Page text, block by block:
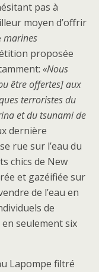
pas à
moyen d’offrir
marines
proposée
«Nous
être offertes] aux
terroristes du
et du tsunami de
dernière
rue sur l’eau du
chics de New
et gazéifiée sur
de l’eau en
de
seulement six
Lapompe filtré